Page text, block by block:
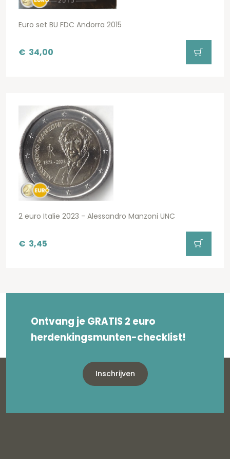
Euro set BU FDC Andorra 2015
€ 34,00
2 euro Italie 2023 - Alessandro Manzoni UNC
€ 3,45
Ontvang je GRATIS 2 euro
herdenkingsmunten-checklist!
Inschrijven